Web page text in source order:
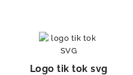
Logo tik tok svg